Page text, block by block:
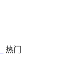
热门